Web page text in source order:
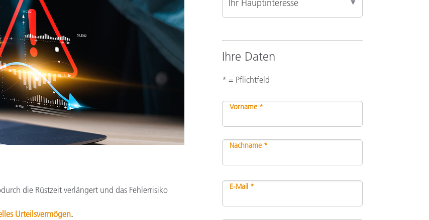
die Rüstzeit verlängert und das Fehlerrisiko
Urteilsvermögen.
Ihre Daten
* = Pflichtfeld
Vorname *
Nachname *
E-Mail *